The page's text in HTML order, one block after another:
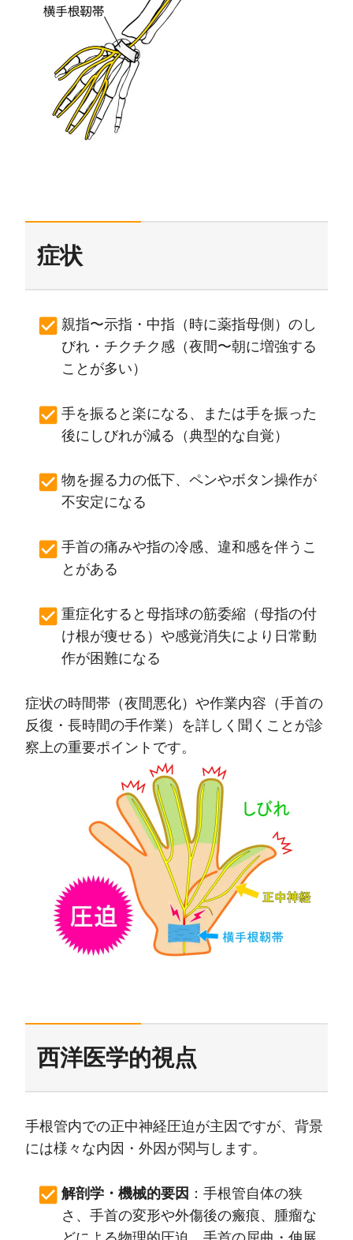
症状
親指〜示指・中指（時に薬指母側）のし
びれ・チクチク感（夜間〜朝に増強する
ことが多い）
手を振ると楽になる、または手を振った
後にしびれが減る（典型的な自覚）
物を握る力の低下、ペンやボタン操作が
不安定になる
手首の痛みや指の冷感、違和感を伴うこ
とがある
重症化すると母指球の筋委縮（母指の付
け根が痩せる）や感覚消失により日常動
作が困難になる
症状の時間帯（夜間悪化）や作業内容（手首の
反復・長時間の手作業）を詳しく聞くことが診
察上の重要ポイントです。
西洋医学的視点
手根管内での正中神経圧迫が主因ですが、背景
には様々な内因・外因が関与します。
解剖学・機械的要因 ：手根管自体の狭
さ、手首の変形や外傷後の瘢痕、腫瘤な